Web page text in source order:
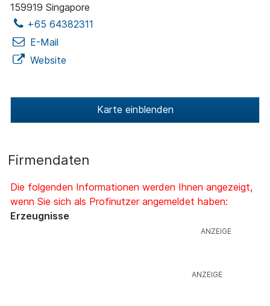
159919 Singapore
+65 64382311
E-Mail
Website
Karte einblenden
Firmendaten
Die folgenden Informationen werden Ihnen angezeigt,
wenn Sie sich als Profinutzer angemeldet haben:
Erzeugnisse